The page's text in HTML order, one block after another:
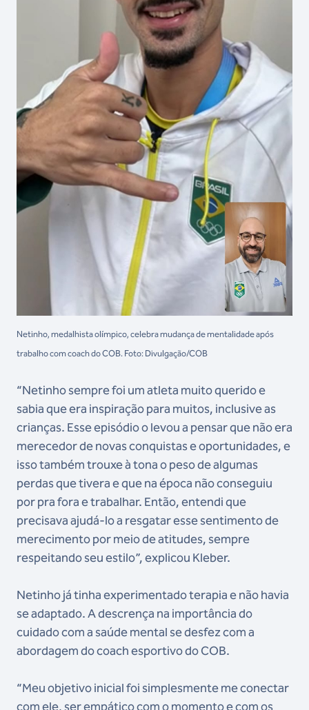
Netinho, medalhista olímpico, celebra mudança de mentalidade após
trabalho com coach do COB. Foto: Divulgação/COB
“Netinho sempre foi um atleta muito querido e
sabia que era inspiração para muitos, inclusive as
crianças. Esse episódio o levou a pensar que não era
merecedor de novas conquistas e oportunidades, e
isso também trouxe à tona o peso de algumas
perdas que tivera e que na época não conseguiu
por pra fora e trabalhar. Então, entendi que
precisava ajudá-lo a resgatar esse sentimento de
merecimento por meio de atitudes, sempre
respeitando seu estilo”, explicou Kleber.
Netinho já tinha experimentado terapia e não havia
se adaptado. A descrença na importância do
cuidado com a saúde mental se desfez com a
abordagem do coach esportivo do COB.
“Meu objetivo inicial foi simplesmente me conectar
com ele, ser empático com o momento e com os